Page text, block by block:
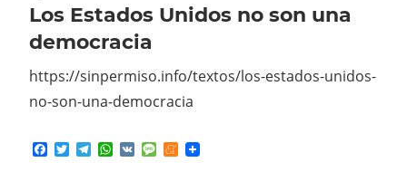
Los Estados Unidos no son una
democracia
https://sinpermiso.info/textos/los-estados-unidos-
no-son-una-democracia
Facebook
TwitterTelegram
WhatsApp
VK MessageMeneame